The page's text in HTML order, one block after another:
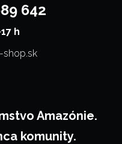
642
h
shop.sk
Amazónie.
komunity.